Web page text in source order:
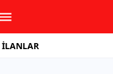
İLANLAR